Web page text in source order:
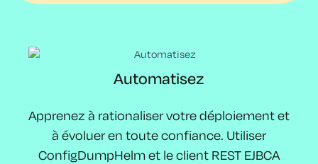
Automatisez
Apprenez à rationaliser votre déploiement et
à évoluer en toute confiance. Utiliser
ConfigDumpHelm et le client REST EJBCA